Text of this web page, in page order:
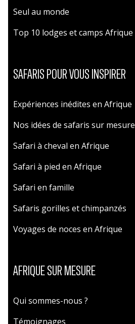
Seul au monde
Top 10 lodges et camps Afrique
SAFARIS POUR VOUS INSPIRER
Expériences inédites en Afrique
Nos idées de safaris sur mesure
Safari à cheval en Afrique
Safari à pied en Afrique
Safari en famille
Safaris gorilles et chimpanzés
Voyages de noces en Afrique
AFRIQUE SUR MESURE
Qui sommes-nous ?
Témoignages